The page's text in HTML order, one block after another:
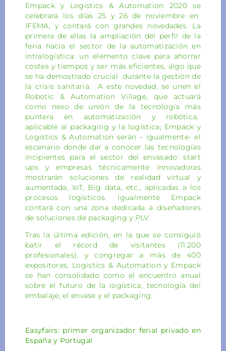
Empack y Logistics & Automation 2020 se
celebrará los días 25 y 26 de noviembre en
IFEMA, y contará con grandes novedades. La
primera de ellas la ampliación del perfil de la
feria hacia el sector de la automatización en
intralogística: un elemento clave para ahorrar
costes y tiempos y ser más eficientes, algo que
se ha demostrado crucial durante la gestión de
la crisis sanitaria. A este novedad, se unen el
Robotic & Automation Village, que actuará
como nexo de unión de la tecnología más
puntera en automatización y robótica,
aplicable al packaging y la logística; Empack y
Logistics & Automation serán – igualmente- el
escenario donde dar a conocer las tecnologías
incipientes para el sector del envasado: start
ups y empresas técnicamente innovadoras
mostrarán soluciones de realidad virtual y
aumentada, IoT, Big data, etc., aplicadas a los
procesos logísticos. Igualmente Empack
contará con una zona dedicada a diseñadores
de soluciones de packaging y PLV.
Tras la última edición, en la que se consiguió
batir el récord de visitantes (11.200
profesionales), y congregar a más de 400
expositores, Logistics & Automation y Empack
se han consolidado como el encuentro anual
sobre el futuro de la logística, tecnología del
embalaje, el envase y el packaging.
Easyfairs: primer organizador ferial privado en
España y Portugal